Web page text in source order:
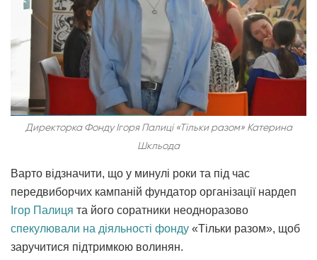
Директорка Фонду Ігоря Палиці «Тільки разом» Катерина
Шкльода
Варто відзначити, що у минулі роки та під час
передвиборчих кампаній фундатор організації нардеп
Ігор Палиця та його соратники неодноразово
спекулювали на діяльності фонду «Тільки разом», щоб
заручитися підтримкою волинян.